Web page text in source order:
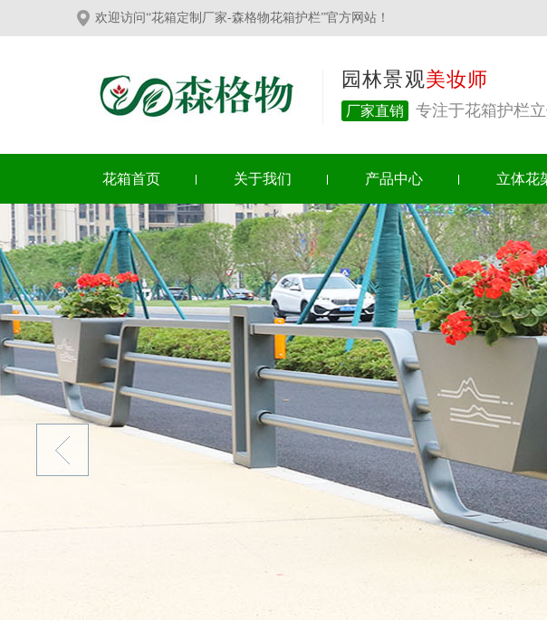
欢迎访问“花箱定制厂家-森格物花箱护栏”官方网站！
园林景观美妆师
厂家直销 专注于花箱护栏
花箱首页 关于我们 产品中心 立体花